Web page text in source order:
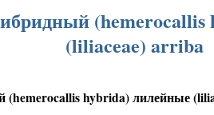
(liliaceae) arriba
hybrida) лилейные